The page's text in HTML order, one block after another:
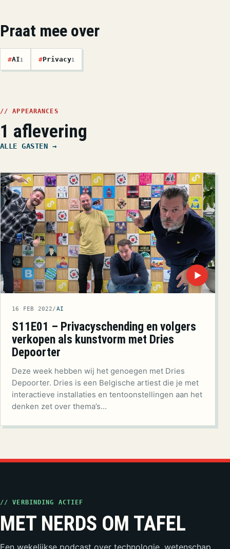
Praat mee over
#AI1 #Privacy1
// APPEARANCES
1 aflevering
ALLE GASTEN →
▶
16 FEB 2022/AI
S11E01 – Privacyschending en volgers
verkopen als kunstvorm met Dries
Depoorter
Deze week hebben wij het genoegen met Dries
Depoorter. Dries is een Belgische artiest die je met
interactieve installaties en tentoonstellingen aan het
denken zet over thema’s…
// VERBINDING ACTIEF
MET NERDS OM TAFEL